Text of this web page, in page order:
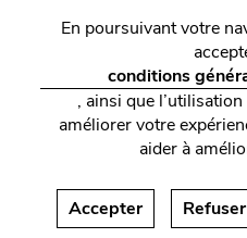
En poursuivant votre
conditions
, ainsi que
améliorer votre
aider à
Accepter Refuser
À